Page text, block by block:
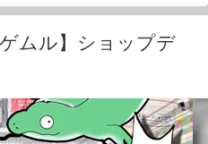
ムル】ショップデ